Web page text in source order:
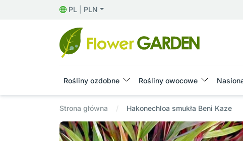
PL PLN
Rośliny ozdobne Rośliny owocowe
Strona główna Hakonechloa smukła Beni Kaze